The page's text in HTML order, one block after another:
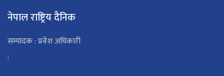
नेपाल राष्ट्रिय दैनिक
सम्पादक : प्रवेश अधिकारी
: